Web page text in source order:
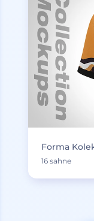
Forma
16 sahne